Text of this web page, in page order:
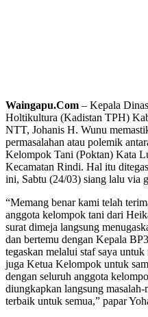
Waingapu.Com – Kepala
Holtikultura (Kadistan TPH)
NTT, Johanis H. Wunu
permasalahan atau polemik
Kelompok Tani (Poktan) Kata
Kecamatan Rindi. Hal itu
ini, Sabtu (24/03) siang lalu via
“Memang benar kami telah
anggota kelompok tani dari
surat dimeja langsung
dan bertemu dengan Kepala
tegaskan melalui staf saya
juga Ketua Kelompok untuk
dengan seluruh anggota
diungkapkan langsung
terbaik untuk semua,” papar